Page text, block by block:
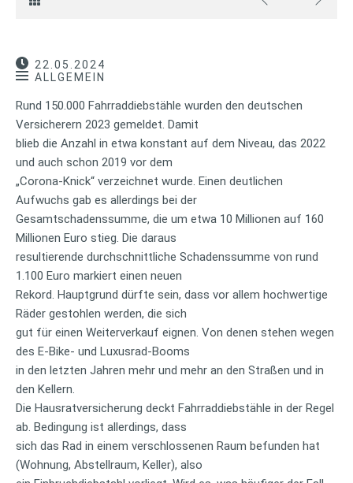
22.05.2024
ALLGEMEIN
Rund 150.000 Fahrraddiebstähle wurden den deutschen
Versicherern 2023 gemeldet. Damit
blieb die Anzahl in etwa konstant auf dem Niveau, das 2022
und auch schon 2019 vor dem
„Corona-Knick“ verzeichnet wurde. Einen deutlichen
Aufwuchs gab es allerdings bei der
Gesamtschadenssumme, die um etwa 10 Millionen auf 160
Millionen Euro stieg. Die daraus
resultierende durchschnittliche Schadenssumme von rund
1.100 Euro markiert einen neuen
Rekord. Hauptgrund dürfte sein, dass vor allem hochwertige
Räder gestohlen werden, die sich
gut für einen Weiterverkauf eignen. Von denen stehen wegen
des E-Bike- und Luxusrad-Booms
in den letzten Jahren mehr und mehr an den Straßen und in
den Kellern.
Die Hausratversicherung deckt Fahrraddiebstähle in der Regel
ab. Bedingung ist allerdings, dass
sich das Rad in einem verschlossenen Raum befunden hat
(Wohnung, Abstellraum, Keller), also